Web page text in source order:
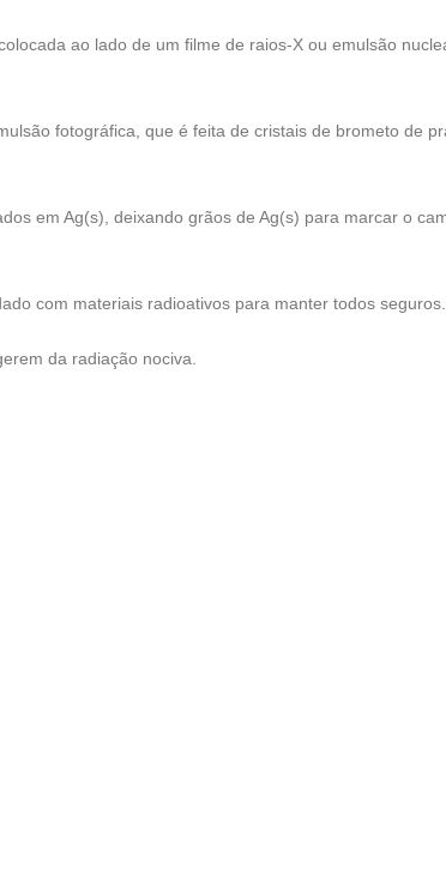
ao lado de um filme de raios-X ou emulsão
fotográfica, que é feita de cristais de brometo de
em Ag(s), deixando grãos de Ag(s) para marcar o
com materiais radioativos para manter todos seguros.
da radiação nociva.